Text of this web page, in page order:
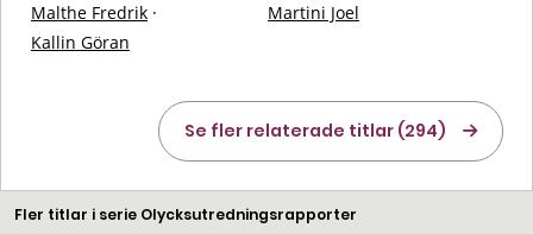
Malthe Fredrik ·
Kallin Göran
Martini Joel
Se fler relaterade titlar (294)
Fler titlar i serie Olycksutredningsrapporter